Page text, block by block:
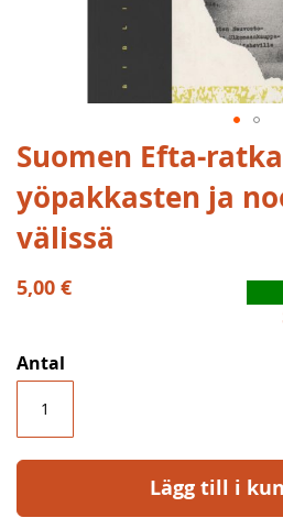
Hoppa
till
början
av
bildgalleriet
Suomen Efta-
yöpakkasten ja
välissä
5,00 €
Antal
Lägg till i